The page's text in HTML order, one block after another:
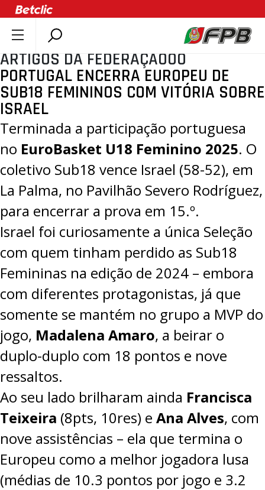
SOBRE A FPB
DOCUMENTOS
ÚLTIMAS
COMPETIÇÕES
ASSOCIAÇÕES
CLUBES
AGENTES
AGENDA
SELEÇÕES
MINIBASQUETE
ÁREA TÉCNICA
PROJETOS
LIGA BETCLIC MASCULINA
LIGA BETCLIC FEMININA
ARTIGOS DA FEDERAÇÃOOO
PORTUGAL ENCERRA EUROPEU DE
SUB18 FEMININOS COM VITÓRIA SOBRE
ISRAEL
Terminada a participação portuguesa
no EuroBasket U18 Feminino 2025. O
coletivo Sub18 vence Israel (58-52), em
La Palma, no Pavilhão Severo Rodríguez,
para encerrar a prova em 15.º.
Israel foi curiosamente a única Seleção
com quem tinham perdido as Sub18
Femininas na edição de 2024 – embora
com diferentes protagonistas, já que
somente se mantém no grupo a MVP do
jogo, Madalena Amaro, a beirar o
duplo-duplo com 18 pontos e nove
ressaltos.
Ao seu lado brilharam ainda Francisca
Teixeira (8pts, 10res) e Ana Alves, com
nove assistências – ela que termina o
Europeu como a melhor jogadora lusa
(médias de 10.3 pontos por jogo e 3.2